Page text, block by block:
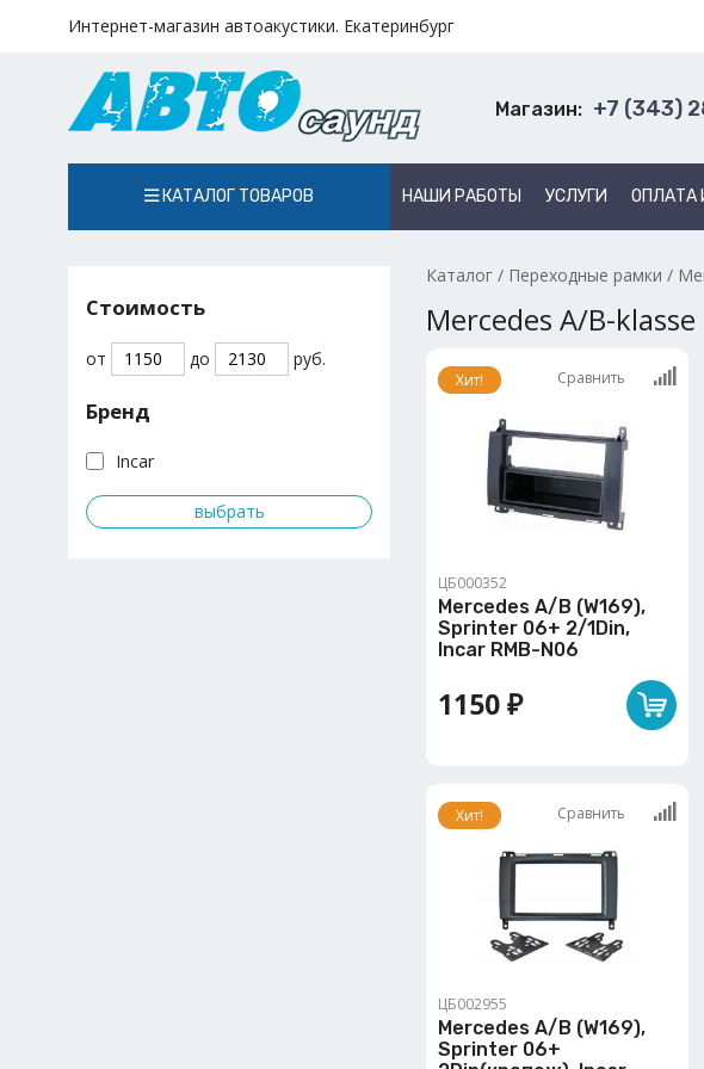
Интернет-магазин автоакустики. Екатеринбург
Магазин: +7 (343)
КАТАЛОГ ТОВАРОВ НАШИ РАБОТЫ УСЛУГИ ОПЛАТА
Стоимость
от до руб.
Бренд
Incar
Каталог / Переходные рамки /
Mercedes A/B-klasse
Хит! Сравнить
ЦБ000352
Mercedes A/B (W169),
Sprinter 06+ 2/1Din,
Incar RMB-N06
1150 ₽
Хит! Сравнить
ЦБ002955
Mercedes A/B (W169),
Sprinter 06+